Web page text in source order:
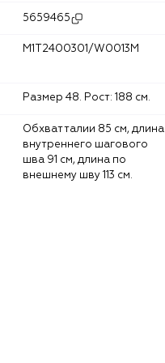
5659465
M1T2400301/W0013M
Размер 48. Рост: 188 см.
Обхват талии 85 см, длина
внутреннего шагового
шва 91 см, длина по
внешнему шву 113 см.